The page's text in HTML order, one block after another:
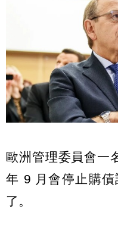
歐洲管理委員會一
年 9 月會停止購
了。